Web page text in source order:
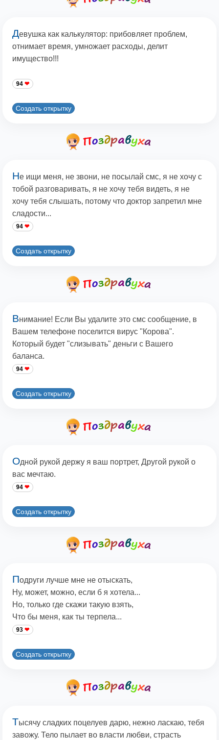
Девушка как калькулятор: прибовляет проблем,
отнимает время, умножает расходы, делит
имущество!!!
94
Создать открытку
Не ищи меня, не звони, не посылай смс, я не хочу с
тобой разговаривать, я не хочу тебя видеть, я не
хочу тебя слышать, потому что доктор запретил мне
сладости...
94
Создать открытку
Внимание! Если Вы удалите это смс сообщение, в
Вашем телефоне поселится вирус "Корова".
Который будет "слизывать" деньги с Вашего
баланса.
94
Создать открытку
Одной рукой держу я ваш портрет, Другой рукой о
вас мечтаю.
94
Создать открытку
Подруги лучше мне не отыскать,
Ну, может, можно, если б я хотела...
Но, только где скажи такую взять,
Что бы меня, как ты терпела...
93
Создать открытку
Тысячу сладких поцелуев дарю, нежно ласкаю, тебя
завожу. Тело пылает во власти любви, страсть